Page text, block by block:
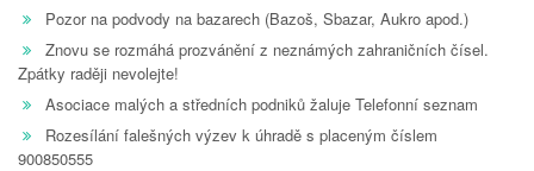
Pozor na podvody na bazarech (Bazoš, Sbazar, Aukro apod.)
Znovu se rozmáhá prozvánění z neznámých zahraničních čísel.
Zpátky raději nevolejte!
Asociace malých a středních podniků žaluje Telefonní seznam
Rozesílání falešných výzev k úhradě s placeným číslem
900850555